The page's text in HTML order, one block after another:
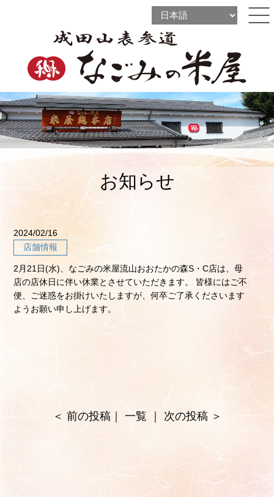
ine
お知らせ
2024/02/16
店舗情報
2月21日(水)、なごみの米屋流山おおたかの森S・C店は、母
店の店休日に伴い休業とさせていただきます。 皆様にはご不
便、ご迷惑をお掛けいたしますが、何卒ご了承くださいます
ようお願い申し上げます。
＜ 前の投稿｜ 一覧 次の投稿＞